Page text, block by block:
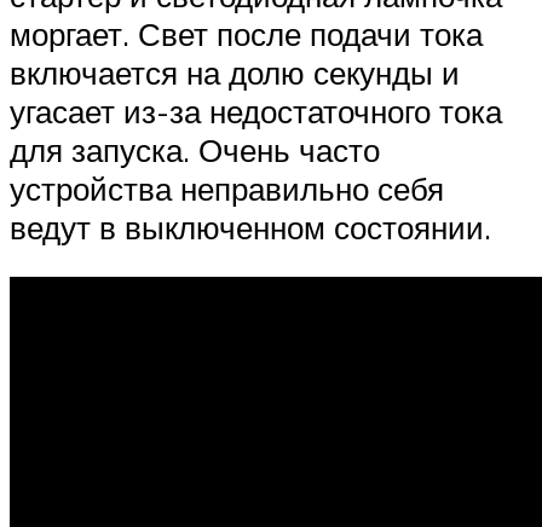
моргает. Свет после подачи тока
включается на долю секунды и
угасает из-за недостаточного тока
для запуска. Очень часто
устройства неправильно себя
ведут в выключенном состоянии.